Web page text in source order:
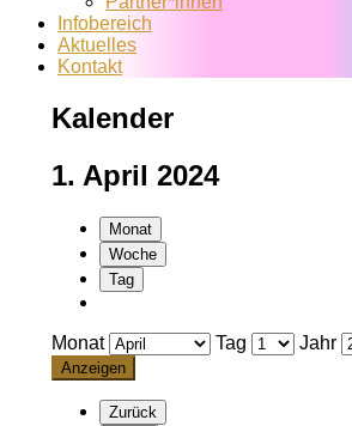
Infobereich
Aktuelles
Kontakt
Kalender
1. April 2024
Monat
Woche
Tag
Monat Tag Jahr
Zurück